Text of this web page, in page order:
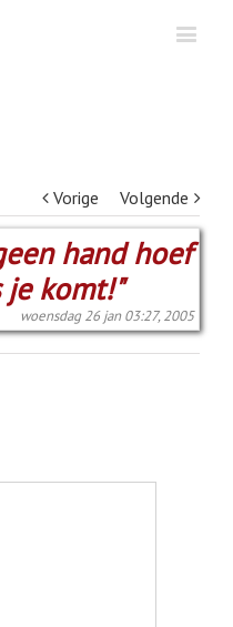
Vorige Volgende
hand hoef
je komt!"
woensdag 26 jan 03:27, 2005